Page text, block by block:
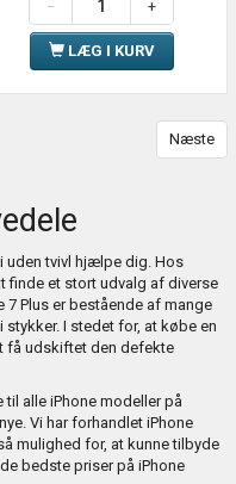
LÆG I KURV
Næste
uden tvivl hjælpe dig. Hos
finde et stort udvalg af diverse
7 Plus er bestående af mange
I stedet for, at købe en
få udskiftet den defekte
alle iPhone modeller på
Vi har forhandlet iPhone
mulighed for, at kunne tilbyde
bedste priser på iPhone